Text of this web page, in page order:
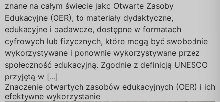
znane na całym świecie jako Otwarte Zasoby
Edukacyjne (OER), to materiały dydaktyczne,
edukacyjne i badawcze, dostępne w formatach
cyfrowych lub fizycznych, które mogą być swobodnie
wykorzystywane i ponownie wykorzystywane przez
społeczność edukacyjną. Zgodnie z definicją UNESCO
przyjętą w [...]
Znaczenie otwartych zasobów edukacyjnych (OER) i ich
efektywne wykorzystanie